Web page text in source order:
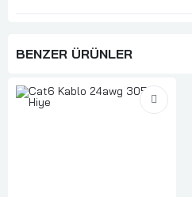
BENZER ÜRÜNLER